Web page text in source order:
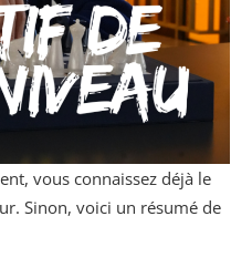
vous connaissez déjà le
Sinon, voici un résumé de